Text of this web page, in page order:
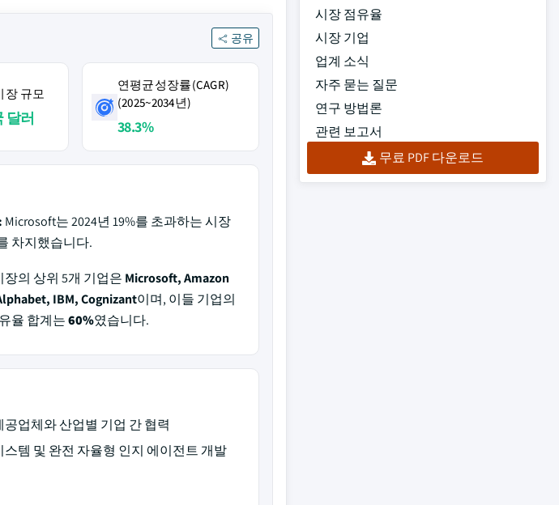
공유
장 규모
달러
연평균성장률(CAGR)
(2025~2034년)
38.3%
Microsoft는 2024년 19%를 초과하는 시장
차지했습니다.
장의 상위 5개 기업은 Microsoft, Amazon
IBM, Cognizant이며, 이들 기업의
율 합계는60%였습니다.
업체와 산업별 기업 간 협력
템 및 완전 자율형 인지 에이전트 개발
시장 점유율
시장 기업
업계 소식
자주 묻는 질문
연구 방법론
관련 보고서
무료 PDF 다운로드